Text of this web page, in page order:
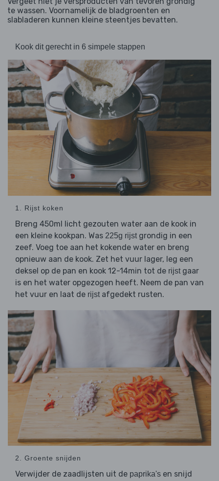
te wassen. Voornamelijk de bladgroenten en
slabladeren kunnen kleine steentjes bevatten.
Kook dit gerecht in 6 simpele stappen
1. Rijst koken
Breng 450ml licht gezouten water aan de kook in
een kleine kookpan. Was 225g rijst grondig in een
zeef. Voeg toe aan het kokende water en breng
opnieuw aan de kook. Zet het vuur lager, leg een
deksel op de pan en kook 12-14min tot de rijst gaar
is en het water opgezogen heeft. Neem de pan van
het vuur en laat de rijst afgedekt rusten.
2. Groente snijden
Verwijder de zaadlijsten uit de paprika's en snijd